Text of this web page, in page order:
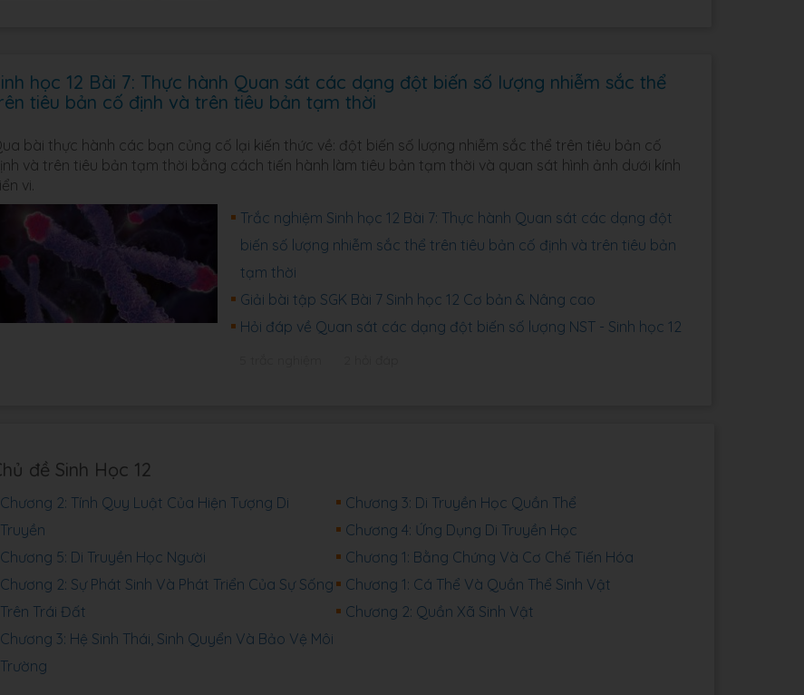
học 12 Bài 7: Thực hành Quan sát các dạng đột biến số lượng nhiễm sắc thể
tiêu bản cố định và trên tiêu bản tạm thời
bài thực hành các bạn củng cố lại kiến thức về: đột biến số lượng nhiễm sắc thể trên tiêu bản cố
và trên tiêu bản tạm thời bằng cách tiến hành làm tiêu bản tạm thời và quan sát hình ảnh dưới kính
vi.
Trắc nghiệm Sinh học 12 Bài 7: Thực hành Quan sát các dạng đột
biến số lượng nhiễm sắc thể trên tiêu bản cố định và trên tiêu bản
tạm thời
Giải bài tập SGK Bài 7 Sinh học 12 Cơ bản & Nâng cao
Hỏi đáp về Quan sát các dạng đột biến số lượng NST - Sinh học 12
đề Sinh Học 12
Chương 2: Tính Quy Luật Của Hiện Tượng Di
Truyền
Chương 3: Di Truyền Học Quần Thể
Chương 4: Ứng Dụng Di Truyền Học
Chương 5: Di Truyền Học Người
Chương 1: Bằng Chứng Và Cơ Chế Tiến Hóa
Chương 2: Sự Phát Sinh Và Phát Triển Của Sự Sống
Trên Trái Đất
Chương 1: Cá Thể Và Quần Thể Sinh Vật
Chương 2: Quần Xã Sinh Vật
Chương 3: Hệ Sinh Thái, Sinh Quyển Và Bảo Vệ Môi
Trường